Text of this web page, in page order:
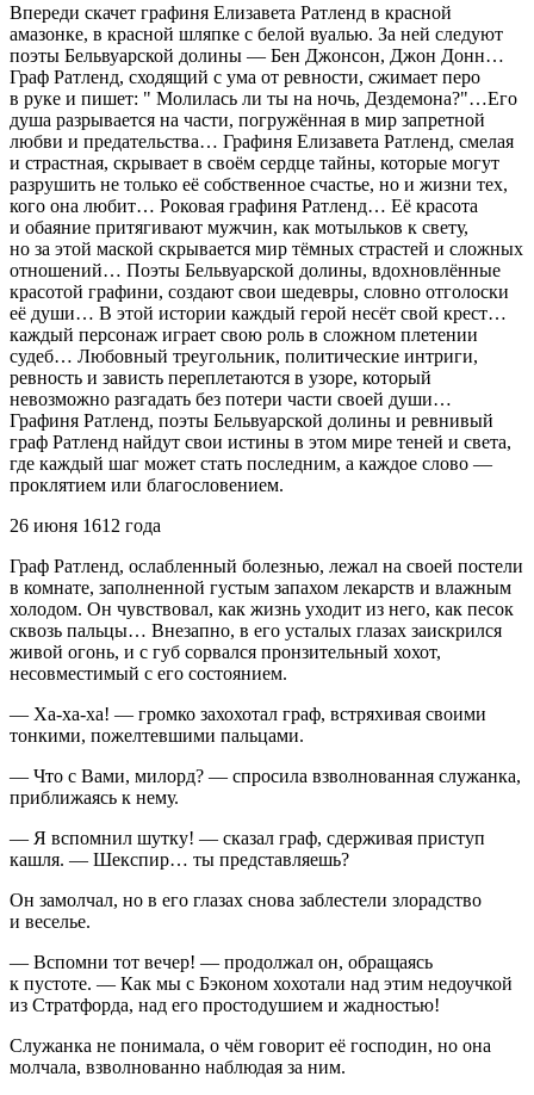
Впереди скачет графиня Елизавета Ратленд в красной
амазонке, в красной шляпке с белой вуалью. За ней следуют
поэты Бельвуарской долины — Бен Джонсон, Джон Донн…
Граф Ратленд, сходящий с ума от ревности, сжимает перо
в руке и пишет: " Молилась ли ты на ночь, Дездемона?"…Его
душа разрывается на части, погружённая в мир запретной
любви и предательства… Графиня Елизавета Ратленд, смелая
и страстная, скрывает в своём сердце тайны, которые могут
разрушить не только её собственное счастье, но и жизни тех,
кого она любит… Роковая графиня Ратленд… Её красота
и обаяние притягивают мужчин, как мотыльков к свету,
но за этой маской скрывается мир тёмных страстей и сложных
отношений… Поэты Бельвуарской долины, вдохновлённые
красотой графини, создают свои шедевры, словно отголоски
её души… В этой истории каждый герой несёт свой крест…
каждый персонаж играет свою роль в сложном плетении
судеб… Любовный треугольник, политические интриги,
ревность и зависть переплетаются в узоре, который
невозможно разгадать без потери части своей души…
Графиня Ратленд, поэты Бельвуарской долины и ревнивый
граф Ратленд найдут свои истины в этом мире теней и света,
где каждый шаг может стать последним, а каждое слово —
проклятием или благословением.
26 июня 1612 года
Граф Ратленд, ослабленный болезнью, лежал на своей постели
в комнате, заполненной густым запахом лекарств и влажным
холодом. Он чувствовал, как жизнь уходит из него, как песок
сквозь пальцы… Внезапно, в его усталых глазах заискрился
живой огонь, и с губ сорвался пронзительный хохот,
несовместимый с его состоянием.
— Ха-ха-ха! — громко захохотал граф, встряхивая своими
тонкими, пожелтевшими пальцами.
— Что с Вами, милорд? — спросила взволнованная служанка,
приближаясь к нему.
— Я вспомнил шутку! — сказал граф, сдерживая приступ
кашля. — Шекспир… ты представляешь?
Он замолчал, но в его глазах снова заблестели злорадство
и веселье.
— Вспомни тот вечер! — продолжал он, обращаясь
к пустоте. — Как мы с Бэконом хохотали над этим недоучкой
из Стратфорда, над его простодушием и жадностью!
Служанка не понимала, о чём говорит её господин, но она
молчала, взволнованно наблюдая за ним.